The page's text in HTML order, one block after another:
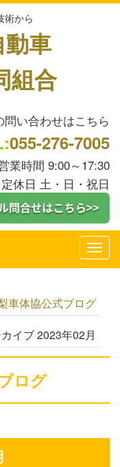
術から
車
組合
問い合わせはこちら
055-276-7005
業時間 9:00～17:30
定休日 土・日・祝日
車体協公式ブログ
イブ 2023年02月
ログ